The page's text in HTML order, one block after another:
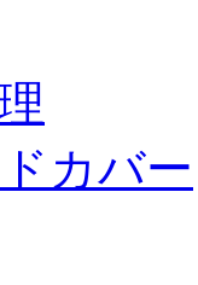
カバー